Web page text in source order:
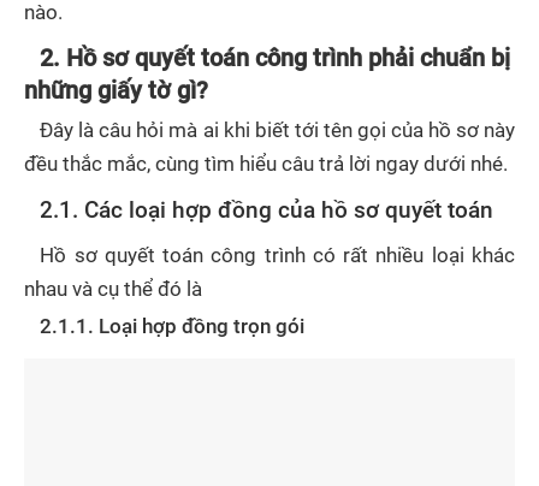
nào.
2. Hồ sơ quyết toán công trình phải chuẩn bị
những giấy tờ gì?
Đây là câu hỏi mà ai khi biết tới tên gọi của hồ sơ này
đều thắc mắc, cùng tìm hiểu câu trả lời ngay dưới nhé.
2.1. Các loại hợp đồng của hồ sơ quyết toán
Hồ sơ quyết toán công trình có rất nhiều loại khác
nhau và cụ thể đó là
2.1.1. Loại hợp đồng trọn gói